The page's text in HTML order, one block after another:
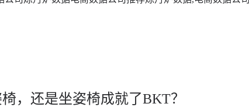
，还是坐姿椅成就了BKT？